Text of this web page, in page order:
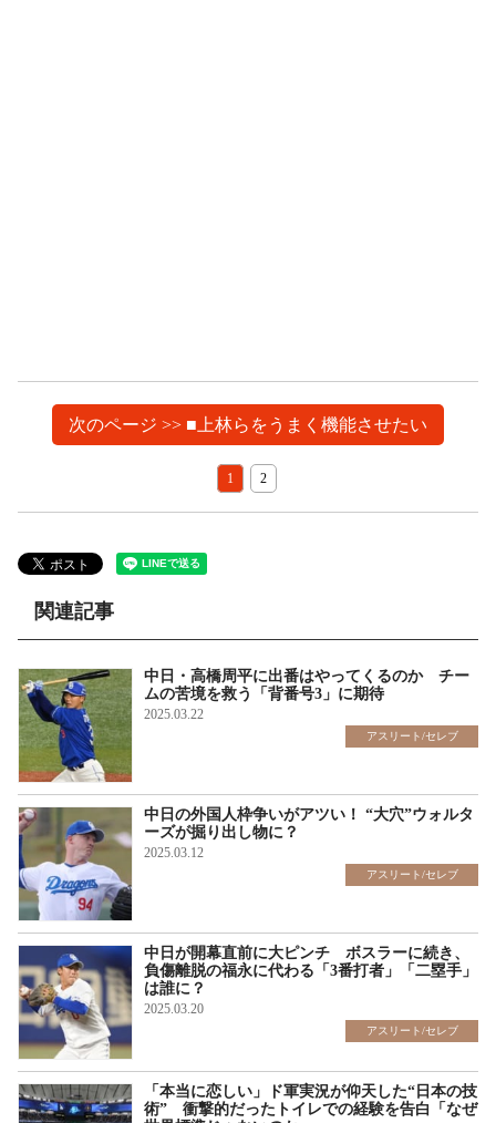
次のページ >> ■上林らをうまく機能させたい
1 2
関連記事
中日・高橋周平に出番はやってくるのか チー
ムの苦境を救う「背番号3」に期待
2025.03.22
アスリート/セレブ
中日の外国人枠争いがアツい！ “大穴”ウォルタ
ーズが掘り出し物に？
2025.03.12
アスリート/セレブ
中日が開幕直前に大ピンチ ボスラーに続き、
負傷離脱の福永に代わる「3番打者」「二塁手」
は誰に？
2025.03.20
アスリート/セレブ
「本当に恋しい」ド軍実況が仰天した“日本の技
術” 衝撃的だったトイレでの経験を告白「なぜ